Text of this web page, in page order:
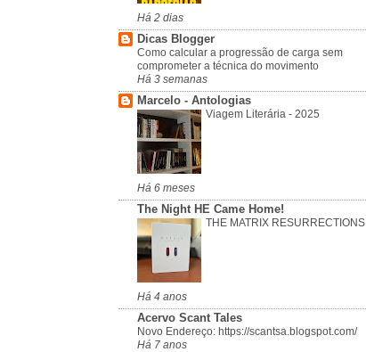
Há 2 dias
Dicas Blogger
Como calcular a progressão de carga sem
comprometer a técnica do movimento
Há 3 semanas
Marcelo - Antologias
Viagem Literária - 2025
Há 6 meses
The Night HE Came Home!
THE MATRIX RESURRECTIONS
Há 4 anos
Acervo Scant Tales
Novo Endereço: https://scantsa.blogspot.com/
Há 7 anos